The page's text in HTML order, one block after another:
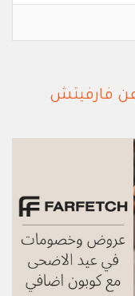
عن فارفيتش